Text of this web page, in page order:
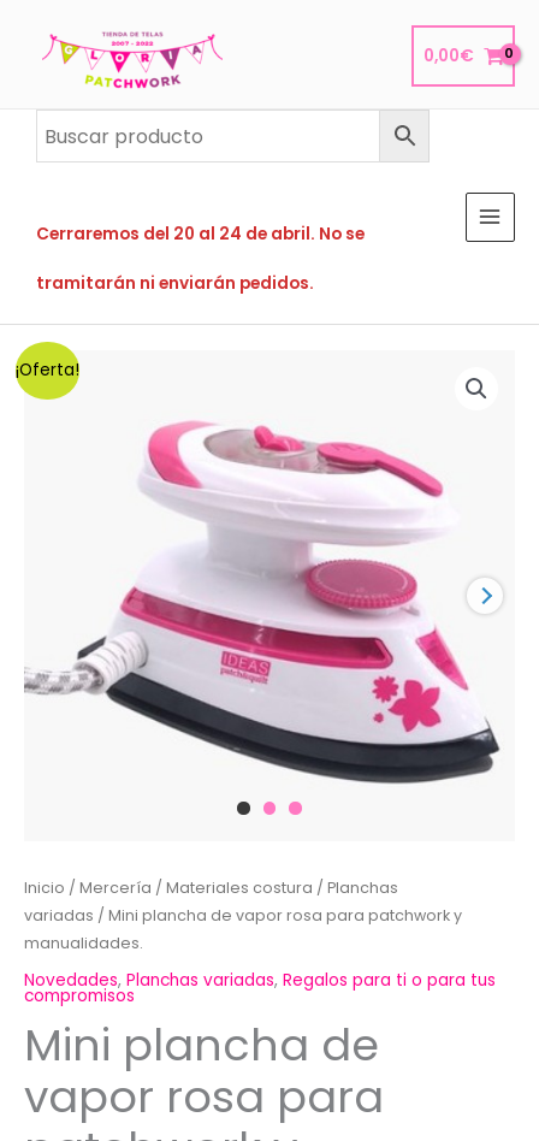
0,00€
Cerraremos del 20 al 24 de abril. No se
tramitarán ni enviarán pedidos.
¡Oferta!
Inicio / Mercería / Materiales costura / Planchas
variadas / Mini plancha de vapor rosa para patchwork y
manualidades.
Novedades, Planchas variadas, Regalos para ti o para tus
compromisos
Mini plancha de
vapor rosa para